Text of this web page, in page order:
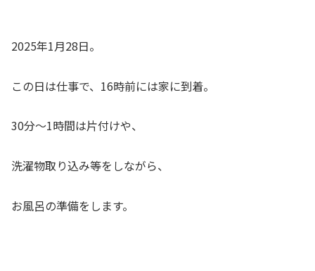
2025年1月28日。
この日は仕事で、16時前には家に到着。
30分～1時間は片付けや、
洗濯物取り込み等をしながら、
お風呂の準備をします。